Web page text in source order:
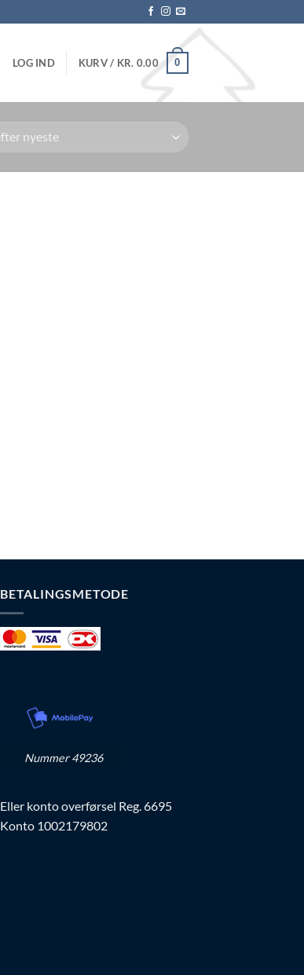
LOG IND KURV / KR. 0.00 0
BETALINGSMETODE
Nummer 49236
Eller konto overførsel Reg. 6695
Konto 1002179802